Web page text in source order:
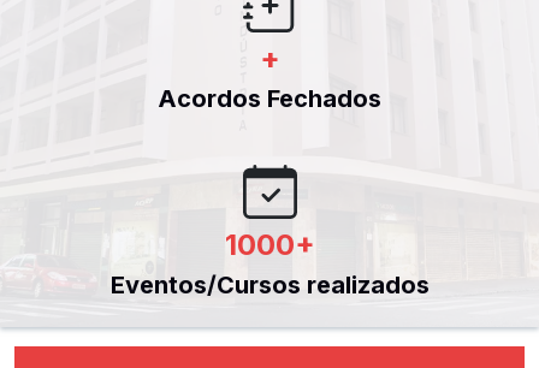
+
Acordos Fechados
1000+
Eventos/Cursos realizados